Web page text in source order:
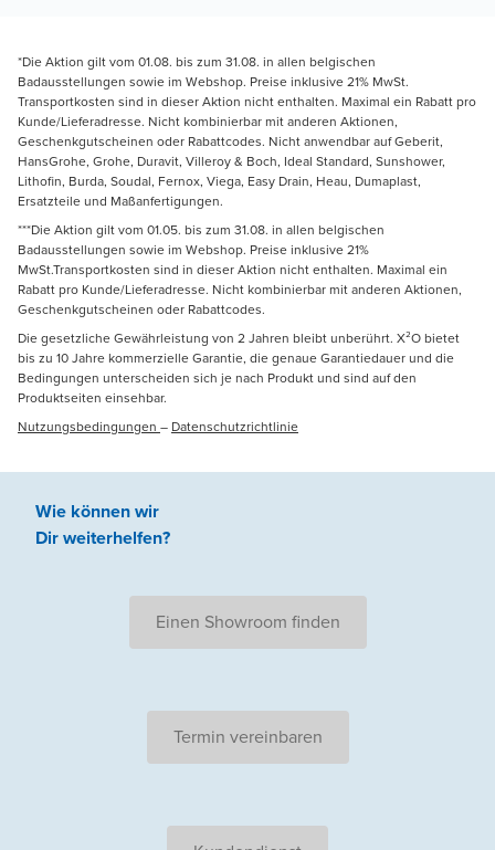
*Die Aktion gilt vom 01.08. bis zum 31.08. in allen belgischen
Badausstellungen sowie im Webshop. Preise inklusive 21% MwSt.
Transportkosten sind in dieser Aktion nicht enthalten. Maximal ein Rabatt pro
Kunde/Lieferadresse. Nicht kombinierbar mit anderen Aktionen,
Geschenkgutscheinen oder Rabattcodes. Nicht anwendbar auf Geberit,
HansGrohe, Grohe, Duravit, Villeroy & Boch, Ideal Standard, Sunshower,
Lithofin, Burda, Soudal, Fernox, Viega, Easy Drain, Heau, Dumaplast,
Ersatzteile und Maßanfertigungen.
***Die Aktion gilt vom 01.05. bis zum 31.08. in allen belgischen
Badausstellungen sowie im Webshop. Preise inklusive 21%
MwSt.Transportkosten sind in dieser Aktion nicht enthalten. Maximal ein
Rabatt pro Kunde/Lieferadresse. Nicht kombinierbar mit anderen Aktionen,
Geschenkgutscheinen oder Rabattcodes.
Die gesetzliche Gewährleistung von 2 Jahren bleibt unberührt. X²O bietet
bis zu 10 Jahre kommerzielle Garantie, die genaue Garantiedauer und die
Bedingungen unterscheiden sich je nach Produkt und sind auf den
Produktseiten einsehbar.
Nutzungsbedingungen – Datenschutzrichtlinie
Wie können wir
Dir weiterhelfen?
Einen Showroom finden
Termin vereinbaren